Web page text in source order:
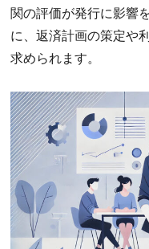
関の評価が発行に影響
に、返済計画の策定や
求められます。